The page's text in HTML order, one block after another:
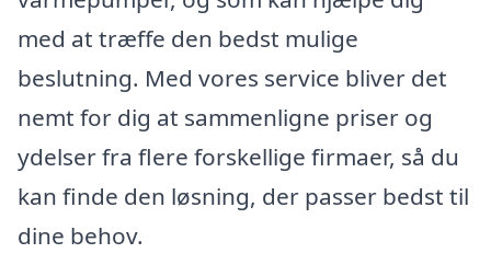
med at træffe den bedst mulige
beslutning. Med vores service bliver det
nemt for dig at sammenligne priser og
ydelser fra flere forskellige firmaer, så du
kan finde den løsning, der passer bedst til
dine behov.